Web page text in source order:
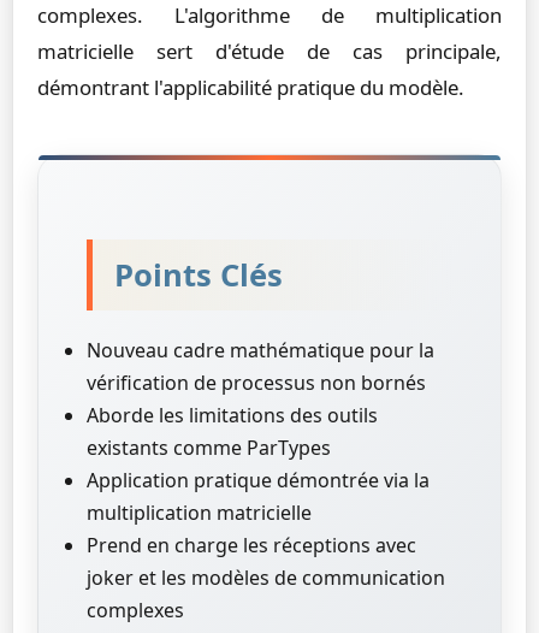
complexes. L'algorithme de multiplication
matricielle sert d'étude de cas principale,
démontrant l'applicabilité pratique du modèle.
Points Clés
Nouveau cadre mathématique pour la
vérification de processus non bornés
Aborde les limitations des outils
existants comme ParTypes
Application pratique démontrée via la
multiplication matricielle
Prend en charge les réceptions avec
joker et les modèles de communication
complexes